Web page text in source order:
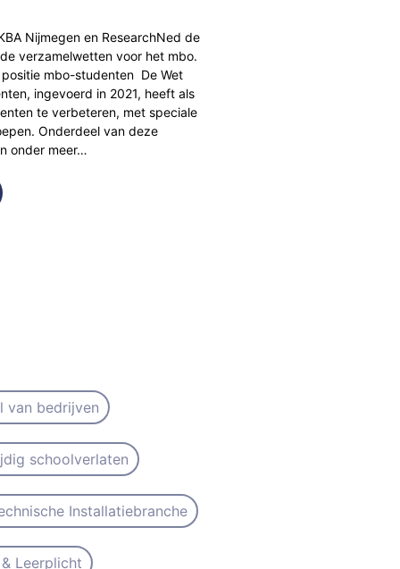
Nijmegen en ResearchNed de
verzamelwetten voor het mbo.
mbo-studenten De Wet
ingevoerd in 2021, heeft als
te verbeteren, met speciale
Onderdeel van deze
onder meer…
van bedrijven
schoolverlaten
Installatiebranche
Leerplicht